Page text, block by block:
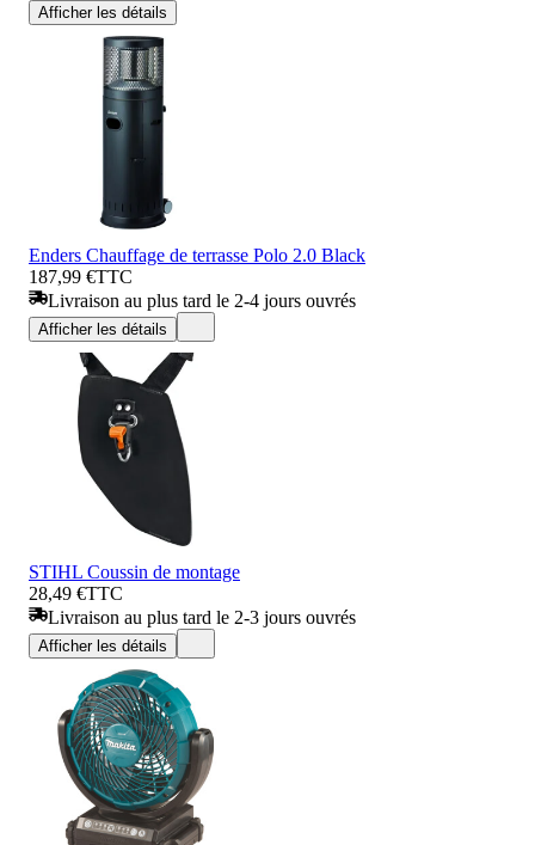
Afficher les détails
Enders Chauffage de terrasse Polo 2.0 Black
187,99 €TTC
Livraison au plus tard le 2-4 jours ouvrés
Afficher les détails
STIHL Coussin de montage
28,49 €TTC
Livraison au plus tard le 2-3 jours ouvrés
Afficher les détails